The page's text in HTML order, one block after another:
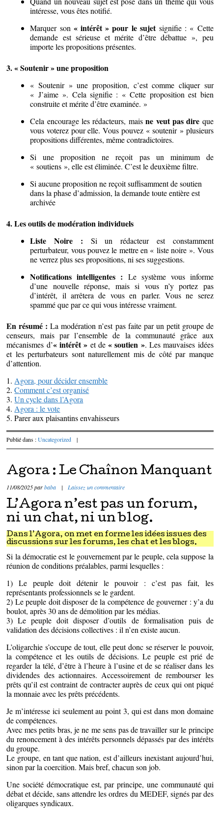
intéresse, vous êtes notifié.
Marquer son « intérêt » pour le sujetsignifie : « Cette
demande est sérieuse et mérite d’être débattue », peu
importe les propositions présentes.
3. « Soutenir » une proposition
« Soutenir » une proposition, c’est comme cliquer sur
« J’aime ». Cela signifie : « Cette proposition est bien
construite et mérite d’être examinée. »
Cela encourage les rédacteurs, maisne veut pas dire que
vous voterez pour elle. Vous pouvez « soutenir » plusieurs
propositions différentes, même contradictoires.
Si une proposition ne reçoit pas un minimum de
« soutiens », elle est éliminée. C’est le deuxième filtre.
Si aucune proposition ne reçoit suffisamment de soutien
dans la phase d’admission, la demande toute entière est
archivée
4. Les outils de modération individuels
Liste Noire : Si un rédacteur est constamment
perturbateur, vous pouvez le mettre en « liste noire ». Vous
ne verrez plus ses propositions, ni ses suggestions.
Notifications intelligentes : Le système vous informe
d’une nouvelle réponse, mais si vous n’y portez pas
d’intérêt, il arrêtera de vous en parler. Vous ne serez
spammé que par ce qui vous intéresse vraiment.
En résumé : La modération n’est pas faite par un petit groupe de
censeurs, mais par l’ensemble de la communauté grâce aux
mécanismes d’« intérêt » et de« soutien ». Les mauvaises idées
et les perturbateurs sont naturellement mis de côté par manque
d’attention.
1.Agora, pour décider ensemble
2.Comment c’est organisé
3.Un cycle dans l’Agora
4.Agora : le vote
5. Parer aux plaisantins envahisseurs
Publié dans :Uncategorized |
Agora : Le Chaînon Manquant
11/08/2025parbaba | Laissez un commentaire
L’Agora n’est pas un forum,
ni un chat, ni un blog.
Dans l’Agora, on met en forme les idées issues des
discussions sur les forums, les chat et les blogs.
Si la démocratie est le gouvernement par le peuple, cela suppose la
réunion de conditions préalables, parmi lesquelles :
1) Le peuple doit détenir le pouvoir : c’est pas fait, les
représentants professionnels se le gardent.
2) Le peuple doit disposer de la compétence de gouverner : y’a du
boulot, après 30 ans de démolition par les médias.
3) Le peuple doit disposer d’outils de formalisation puis de
validation des décisions collectives : il n’en existe aucun.
L’oligarchie s’occupe de tout, elle peut donc se réserver le pouvoir,
la compétence et les outils de décisions. Le peuple est prié de
regarder la télé, d’être à l’heure à l’usine et de se réaliser dans les
dividendes des actionnaires. Accessoirement de rembourser les
prêts qu’il est contraint de contracter auprès de ceux qui ont piqué
la monnaie avec les prêts précédents.
Je m’intéresse ici seulement au point 3, qui est dans mon domaine
de compétences.
Avec mes petits bras, je ne me sens pas de travailler sur le principe
du renoncement à des intérêts personnels dépassés par des intérêts
du groupe.
Le groupe, en tant que nation, est d’ailleurs inexistant aujourd’hui,
sinon par la coercition. Mais bref, chacun son job.
Une société démocratique est, par principe, une communauté qui
débat et décide, sans attendre les ordres du MEDEF, signés par des
oligarques syndicaux.